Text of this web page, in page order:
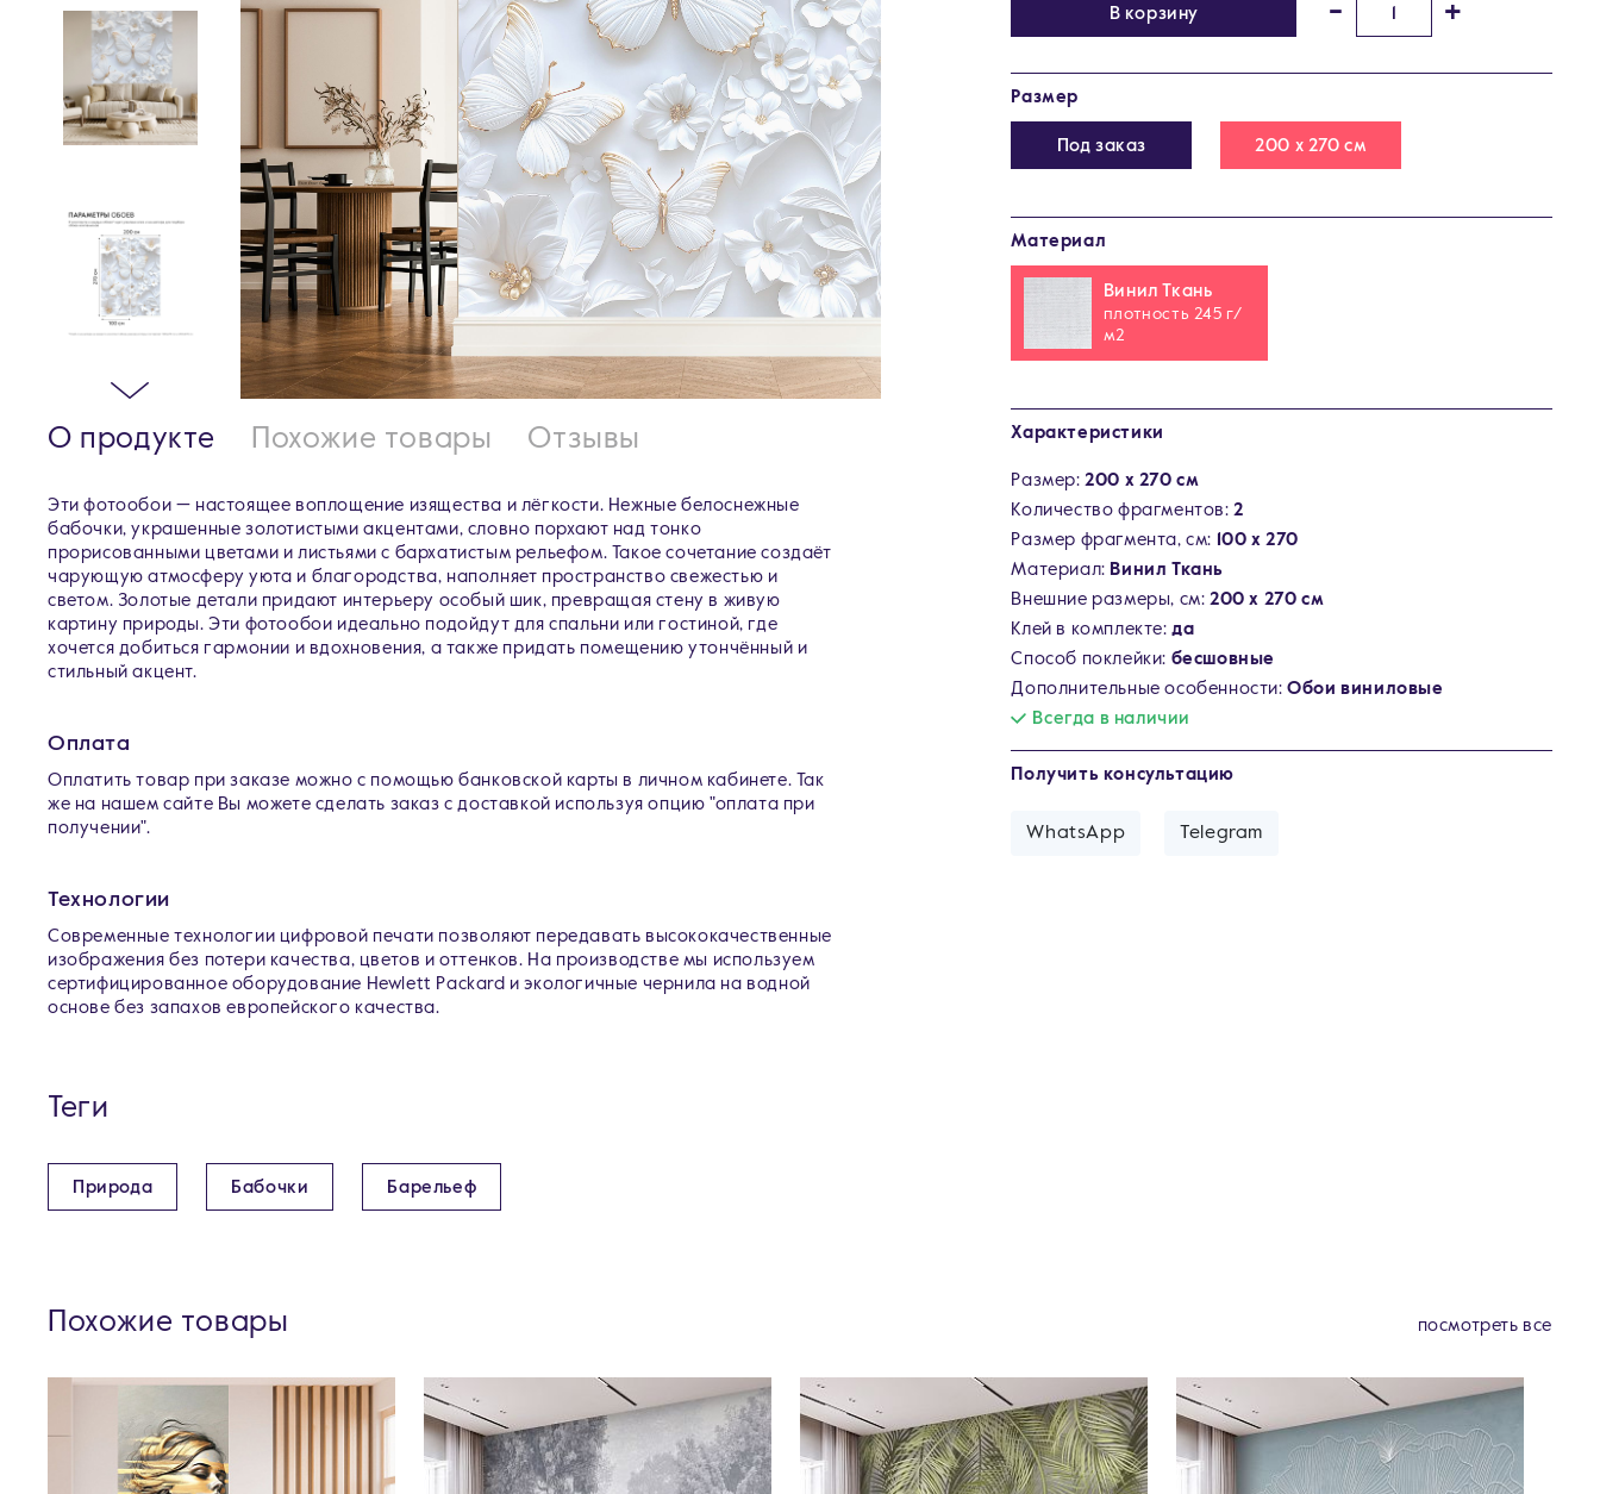
О продукте Похожие товары Отзывы
Эти фотообои — настоящее воплощение изящества и лёгкости. Нежные белоснежные
бабочки, украшенные золотистыми акцентами, словно порхают над тонко
прорисованными цветами и листьями с бархатистым рельефом. Такое сочетание создаёт
чарующую атмосферу уюта и благородства, наполняет пространство свежестью и
светом. Золотые детали придают интерьеру особый шик, превращая стену в живую
картину природы. Эти фотообои идеально подойдут для спальни или гостиной, где
хочется добиться гармонии и вдохновения, а также придать помещению утончённый и
стильный акцент.
Оплата
Оплатить товар при заказе можно с помощью банковской карты в личном кабинете. Так
же на нашем сайте Вы можете сделать заказ с доставкой используя опцию "оплата при
получении".
Технологии
Современные технологии цифровой печати позволяют передавать высококачественные
изображения без потери качества, цветов и оттенков. На производстве мы используем
сертифицированное оборудование Hewlett Packard и экологичные чернила на водной
основе без запахов европейского качества.
В корзину - +
Размер
Под заказ 200 х 270 см
Материал
Винил Ткань
плотность 245 г/
м2
Характеристики
Размер:200 х 270 см
Количество фрагментов:2
Размер фрагмента, см: 100 х 270
Материал: Винил Ткань
Внешние размеры, см: 200 х 270 см
Клей в комплекте:да
Способ поклейки: бесшовные
Дополнительные особенности:Обои виниловые
Всегда в наличии
Получить консультацию
WhatsApp Telegram
Теги
Природа Бабочки Барельеф
Похожие товары посмотреть все